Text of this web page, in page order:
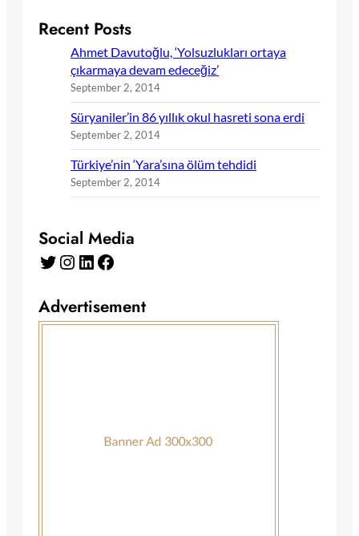
Recent Posts
Ahmet Davutoğlu, ‘Yolsuzlukları ortaya
çıkarmaya devam edeceğiz’
September 2, 2014
Süryaniler’in 86 yıllık okul hasreti sona erdi
September 2, 2014
Türkiye’nin ‘Yara’sına ölüm tehdidi
September 2, 2014
Social Media
Twitter Instagram LinkedIn Facebook
Advertisement